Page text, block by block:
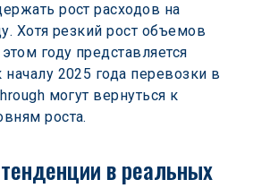
рост расходов на
Хотя резкий рост объемов
году представляется
2025 года перевозки в
могут вернуться к
роста.
в реальных